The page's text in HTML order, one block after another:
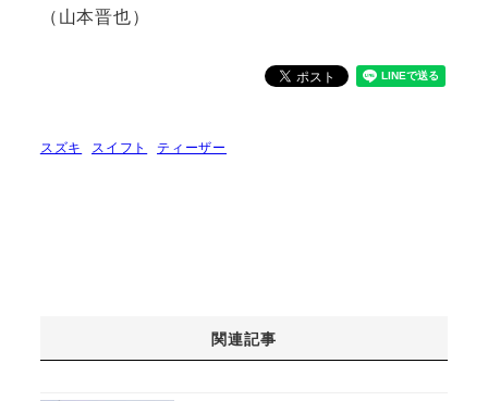
（山本晋也）
スズキ スイフト ティーザー
関連記事